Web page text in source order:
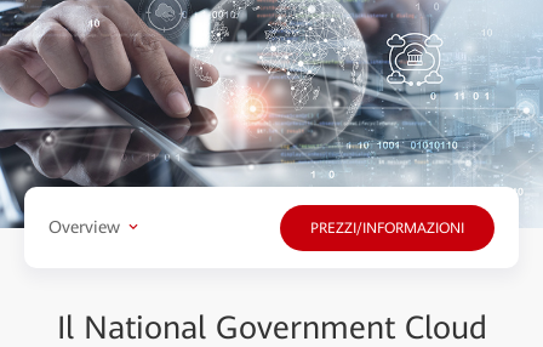
Overview PREZZI/INFORMAZIONI
Il National Government Cloud